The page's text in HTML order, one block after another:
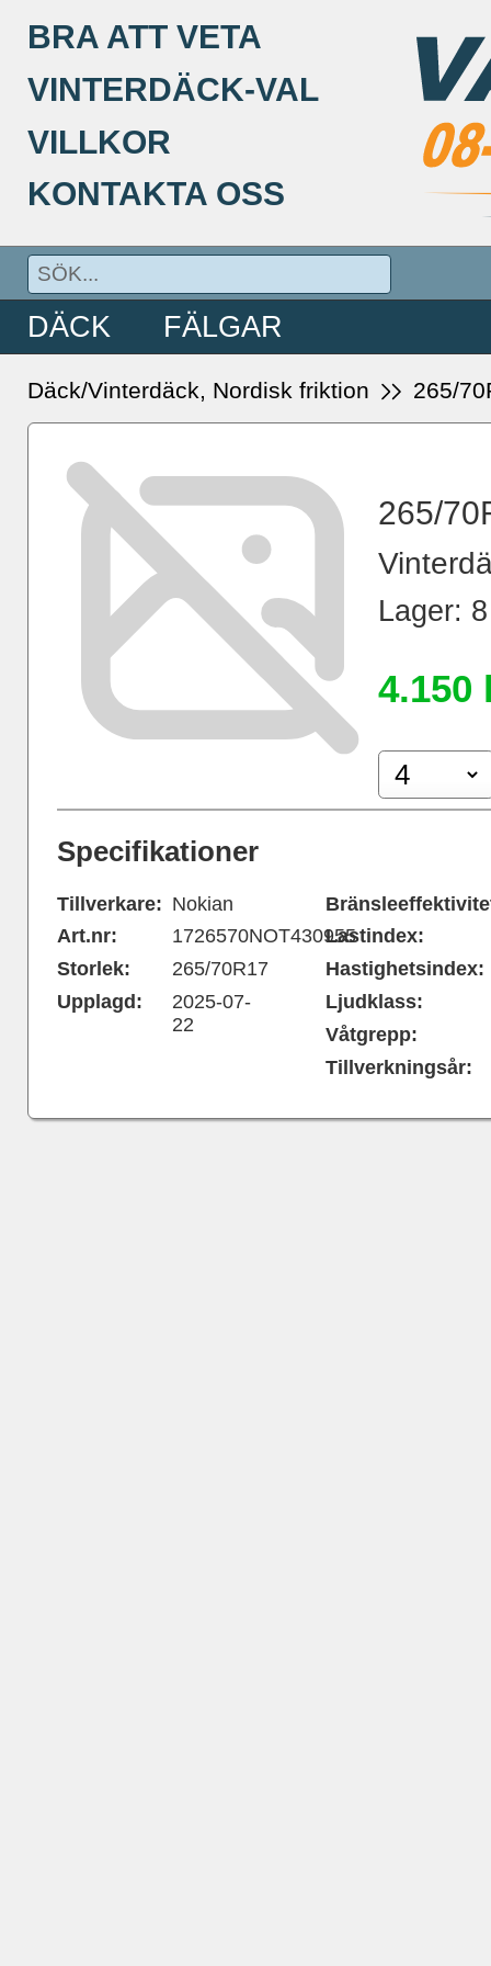
BRA ATT VETA
VINTERDÄCK-VAL
VILLKOR
KONTAKTA OSS
DÄCK FÄLGAR
Däck/Vinterdäck, Nordisk friktion 265/
265/
Lager:
4.150
Specifikationer
Tillverkare:
Art.nr:
Storlek:
Upplagd:
Nokian
1726570NOT430955
265/70R17
2025-07-
22
Lastindex:
Hastighetsindex:
Ljudklass:
Våtgrepp:
Tillverkningsår: